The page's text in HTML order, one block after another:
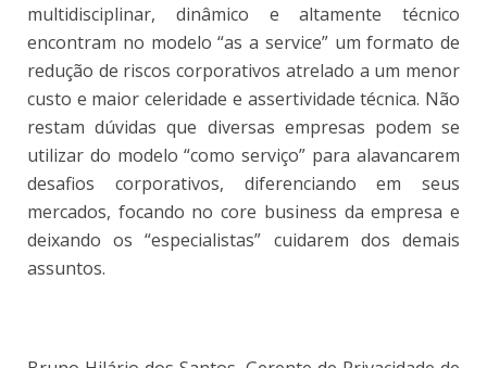
multidisciplinar, dinâmico e altamente técnico
encontram no modelo “as a service” um formato de
redução de riscos corporativos atrelado a um menor
custo e maior celeridade e assertividade técnica. Não
restam dúvidas que diversas empresas podem se
utilizar do modelo “como serviço” para alavancarem
desafios corporativos, diferenciando em seus
mercados, focando no core business da empresa e
deixando os “especialistas” cuidarem dos demais
assuntos.